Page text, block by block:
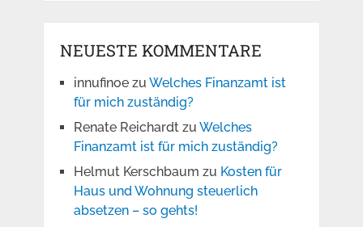
NEUESTE KOMMENTARE
innufinoezu Welches Finanzamt ist
für mich zuständig?
Renate Reichardtzu Welches
Finanzamt ist für mich zuständig?
Helmut Kerschbaum zu Kosten für
Haus und Wohnung steuerlich
absetzen – so gehts!